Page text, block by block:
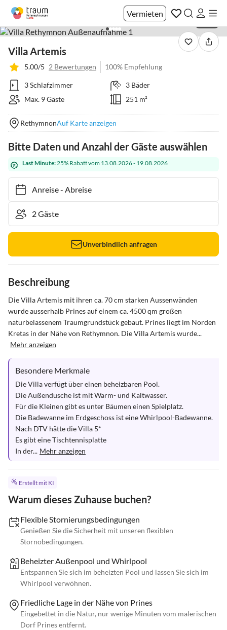
Vermieten
Villa Artemis
5.00/5 2 Bewertungen 100% Empfehlung
3 Schlafzimmer
3 Bäder
Max. 9 Gäste
251 m²
RethymnonAuf Karte anzeigen
Bitte Daten und Anzahl der Gäste auswählen
Last Minute:25% Rabatt vom 13.08.2026 - 19.08.2026
Anreise- Abreise
Unverbindlich anfragen
Beschreibung
Die Villa Artemis mit ihren ca. 70 cm starken Aussenwänden
wurde ausserhalb Prines auf einem ca. 4500 qm großen
naturbelassenem Traumgrundstück gebaut. Prines liegt im Norden
Kretas in der Nähe von Rethymnon. Die Villa Artemis wurde...
Mehr anzeigen
Besondere Merkmale
Die Villa verfügt über einen beheizbaren Pool.
Die Außendusche ist mit Warm- und Kaltwasser.
Für die Kleinen gibt es unter Bäumen einen Spielplatz.
Die Badewanne im Erdgeschoss ist eine Whirlpool-Badewanne.
Nach DTV hätte die Villa 5*
Es gibt eine Tischtennisplatte
In der... Mehr anzeigen
Erstellt mit KI
Warum dieses Zuhause buchen?
Flexible Stornierungsbedingungen
Genießen Sie die Sicherheit mit unseren flexiblen
Stornobedingungen.
Beheizter Außenpool und Whirlpool
Entspannen Sie sich im beheizten Pool und lassen Sie sich im
Whirlpool verwöhnen.
Friedliche Lage in der Nähe von Prines
Eingebettet in die Natur, nur wenige Minuten vom malerischen
Dorf Prines entfernt.